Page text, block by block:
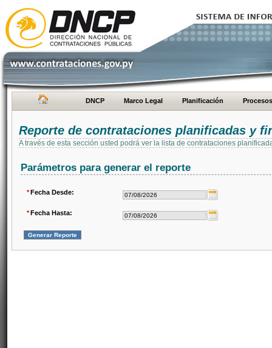
DNCP Marco Legal Planificación Procesos
Reporte de contrataciones planificadas y
A través de esta sección usted podrá ver la lista de contrataciones
Parámetros para generar el reporte
*Fecha Desde:
*Fecha Hasta: